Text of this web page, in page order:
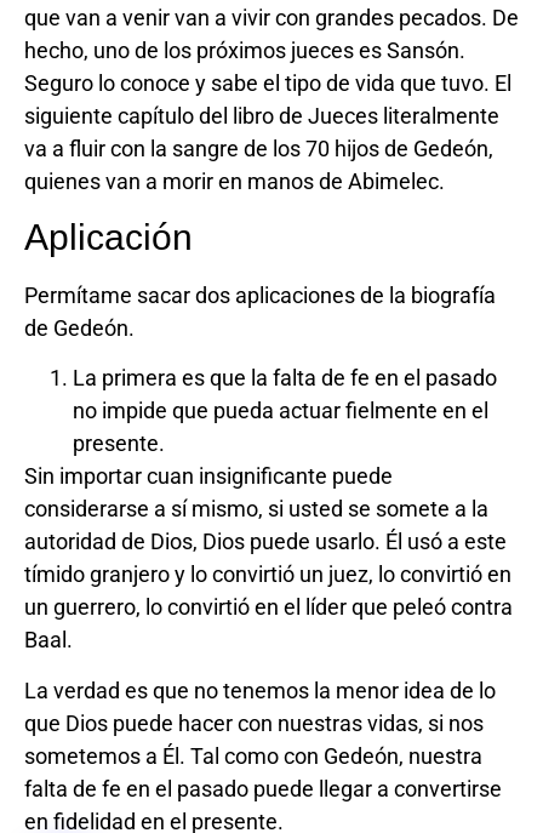
que van a venir van a vivir con grandes pecados. De
hecho, uno de los próximos jueces es Sansón.
Seguro lo conoce y sabe el tipo de vida que tuvo. El
siguiente capítulo del libro de Jueces literalmente
va a fluir con la sangre de los 70 hijos de Gedeón,
quienes van a morir en manos de Abimelec.
Aplicación
Permítame sacar dos aplicaciones de la biografía
de Gedeón.
La primera es que la falta de fe en el pasado
no impide que pueda actuar fielmente en el
presente.
Sin importar cuan insignificante puede
considerarse a sí mismo, si usted se somete a la
autoridad de Dios, Dios puede usarlo. Él usó a este
tímido granjero y lo convirtió un juez, lo convirtió en
un guerrero, lo convirtió en el líder que peleó contra
Baal.
La verdad es que no tenemos la menor idea de lo
que Dios puede hacer con nuestras vidas, si nos
sometemos a Él. Tal como con Gedeón, nuestra
falta de fe en el pasado puede llegar a convertirse
en fidelidad en el presente.